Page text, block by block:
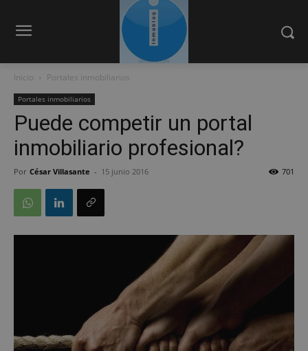
Inicio Portales inmobiliarios
Portales inmobiliarios
Puede competir un portal
inmobiliario profesional?
Por César Villasante - 15 junio 2016 701